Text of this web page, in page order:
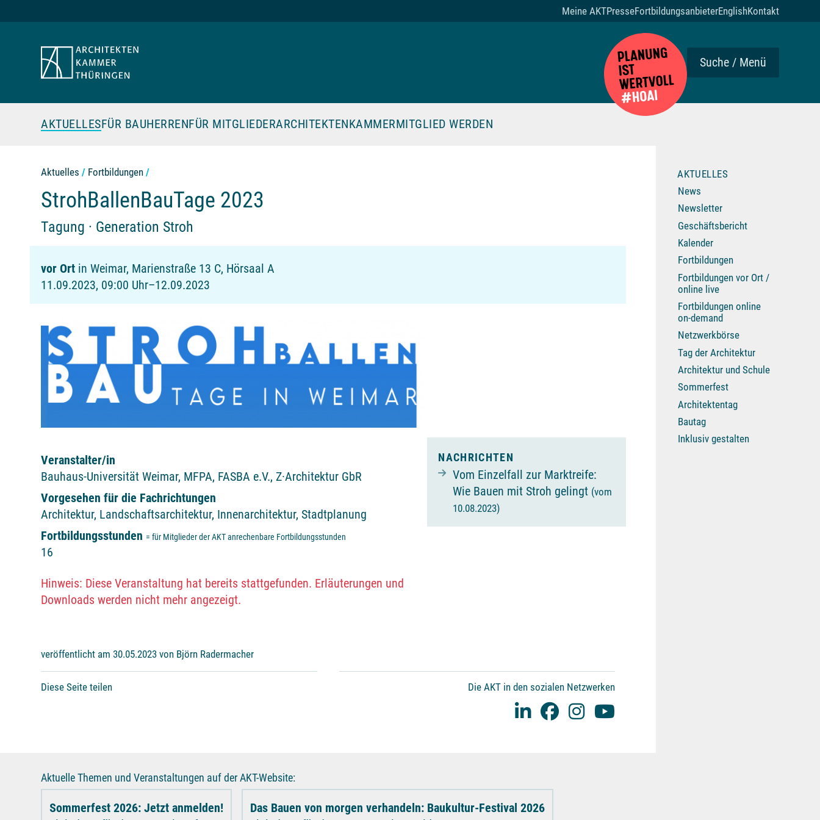
Suche / Menü
AKTUELLESFÜR BAUHERRENFÜR MITGLIEDERARCHITEKTENKAMMERMITGLIED WERDEN
Meine AKTPresseFortbildungsanbieterEnglishKontakt
Aktuelles Fortbildungen
StrohBallenBauTage 2023
Tagung · Generation Stroh
vor Ort in Weimar, Marienstraße 13 C, Hörsaal A
11.09.2023, 09:00 Uhr–12.09.2023
Veranstalter/in
Bauhaus-Universität Weimar, MFPA, FASBA e.V., Z·Architektur GbR
Vorgesehen für die Fachrichtungen
Architektur, Landschaftsarchitektur, Innenarchitektur, Stadtplanung
Fortbildungsstunden = für Mitglieder der AKT anrechenbare Fortbildungsstunden
16
Hinweis: Diese Veranstaltung hat bereits stattgefunden. Erläuterungen und
Downloads werden nicht mehr angezeigt.
NACHRICHTEN
Vom Einzelfall zur Marktreife:
Wie Bauen mit Stroh gelingt (vom
10.08.2023)
veröffentlicht am 30.05.2023 von Björn Radermacher
Diese Seite teilen Die AKT in den sozialen Netzwerken
AKTUELLES
News
Newsletter
Geschäftsbericht
Kalender
Fortbildungen
Fortbildungen vor Ort /
online live
Fortbildungen online
on-demand
Netzwerkbörse
Tag der Architektur
Architektur und Schule
Sommerfest
Architektentag
Bautag
Inklusiv gestalten
Aktuelle Themen und Veranstaltungen auf der AKT-Website:
Sommerfest 2026: Jetzt anmelden!
Das Bauen von morgen verhandeln: Baukultur-Festival 2026